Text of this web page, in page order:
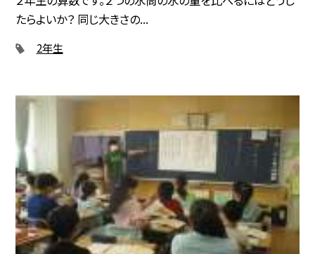
たらよいか？ 同じ大きさの...
2年生